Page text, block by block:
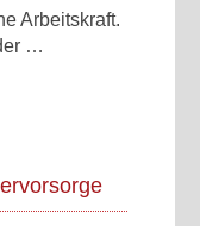
Arbeitskraft.
…